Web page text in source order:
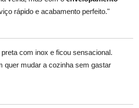
rápido e acabamento perfeito."
com inox e ficou sensacional.
quer mudar a cozinha sem gastar